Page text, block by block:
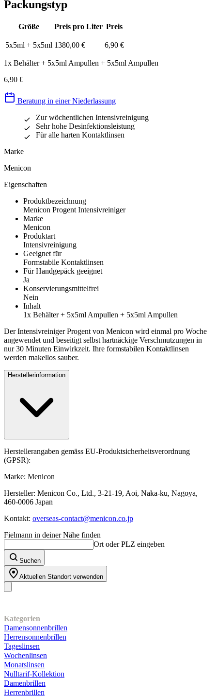
Packungstyp
Größe Preis pro Liter Preis
5x5ml + 5x5ml 1380,00 € 6,90 €
1x Behälter + 5x5ml Ampullen + 5x5ml Ampullen
6,90 €
Beratung in einer Niederlassung
Zur wöchentlichen Intensivreinigung
Sehr hohe Desinfektionsleistung
Für alle harten Kontaktlinsen
Marke
Menicon
Eigenschaften
Produktbezeichnung
Menicon Progent Intensivreiniger
Marke
Menicon
Produktart
Intensivreinigung
Geeignet für
Formstabile Kontaktlinsen
Für Handgepäck geeignet
Ja
Konservierungsmittelfrei
Nein
Inhalt
1x Behälter + 5x5ml Ampullen + 5x5ml Ampullen
Der Intensivreiniger Progent von Menicon wird einmal pro Woche
angewendet und beseitigt selbst hartnäckige Verschmutzungen in
nur 30 Minuten Einwirkzeit. Ihre formstabilen Kontaktlinsen
werden makellos sauber.
Herstellerinformation
Herstellerangaben gemäss EU-Produktsicherheitsverordnung
(GPSR):
Marke: Menicon
Hersteller: Menicon Co., Ltd., 3-21-19, Aoi, Naka-ku, Nagoya,
460-0006 Japan
Kontakt: overseas-contact@menicon.co.jp
Fielmann in deiner Nähe finden
Ort oder PLZ eingeben
Suchen
Aktuellen Standort verwenden
Kategorien
Damensonnenbrillen
Herrensonnenbrillen
Tageslinsen
Wochenlinsen
Monatslinsen
Nulltarif-Kollektion
Damenbrillen
Herrenbrillen